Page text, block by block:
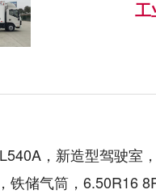
工
，新造型驾驶室
储气筒，6.50R16